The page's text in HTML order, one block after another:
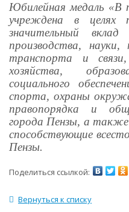
Юбилейная медаль «В
учреждена в целях
значительный
производства, науки,
транспорта и связи,
хозяйства,
социального
спорта, охраны
правопорядка и
города Пензы, а также
способствующие
Пензы.
Поделиться ссылкой:
Вернуться к списку